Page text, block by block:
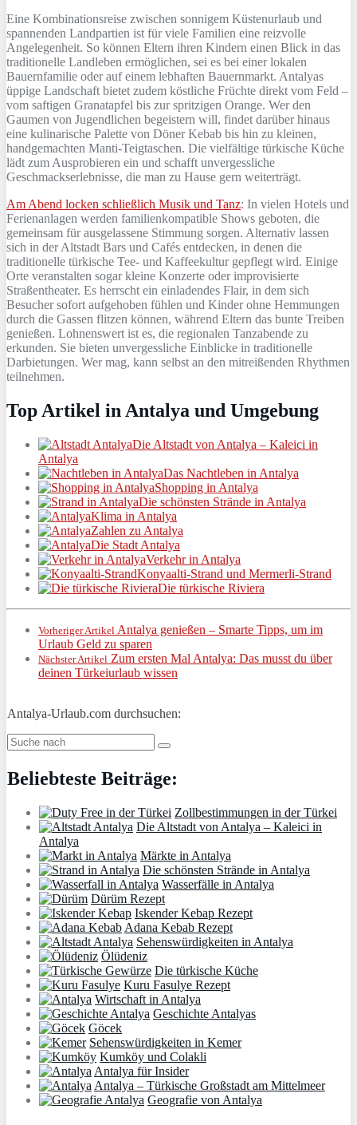
Eine Kombinationsreise zwischen sonnigem Küstenurlaub und
spannenden Landpartien ist für viele Familien eine reizvolle
Angelegenheit. So können Eltern ihren Kindern einen Blick in das
traditionelle Landleben ermöglichen, sei es bei einer lokalen
Bauernfamilie oder auf einem lebhaften Bauernmarkt. Antalyas
üppige Landschaft bietet zudem köstliche Früchte direkt vom Feld –
vom saftigen Granatapfel bis zur spritzigen Orange. Wer den
Gaumen von Jugendlichen begeistern will, findet darüber hinaus
eine kulinarische Palette von Döner Kebab bis hin zu kleinen,
handgemachten Manti-Teigtaschen. Die vielfältige türkische Küche
lädt zum Ausprobieren ein und schafft unvergessliche
Geschmackserlebnisse, die man zu Hause gern weiterträgt.
Am Abend locken schließlich Musik und Tanz: In vielen Hotels und
Ferienanlagen werden familienkompatible Shows geboten, die
gemeinsam für ausgelassene Stimmung sorgen. Alternativ lassen
sich in der Altstadt Bars und Cafés entdecken, in denen die
traditionelle türkische Tee- und Kaffeekultur gepflegt wird. Einige
Orte veranstalten sogar kleine Konzerte oder improvisierte
Straßentheater. Es herrscht ein einladendes Flair, in dem sich
Besucher sofort aufgehoben fühlen und Kinder ohne Hemmungen
durch die Gassen flitzen können, während Eltern das bunte Treiben
genießen. Lohnenswert ist es, die regionalen Tanzabende zu
erkunden. Sie bieten unvergessliche Einblicke in traditionelle
Darbietungen. Wer mag, kann selbst an den mitreißenden Rhythmen
teilnehmen.
Top Artikel in Antalya und Umgebung
Die Altstadt von Antalya – Kaleici in
Antalya
Das Nachtleben in Antalya
Shopping in Antalya
Die schönsten Strände in Antalya
Klima in Antalya
Zahlen zu Antalya
Die Stadt Antalya
Verkehr in Antalya
Konyaalti-Strand und Mermerli-Strand
Die türkische Riviera
Vorheriger Artikel Antalya genießen – Smarte Tipps, um im
Urlaub Geld zu sparen
Nächster Artikel Zum ersten Mal Antalya: Das musst du über
deinen Türkeiurlaub wissen
Antalya-Urlaub.com durchsuchen:
Beliebteste Beiträge:
Zollbestimmungen in der Türkei
Die Altstadt von Antalya – Kaleici in
Antalya
Märkte in Antalya
Die schönsten Strände in Antalya
Wasserfälle in Antalya
Dürüm Rezept
Iskender Kebap Rezept
Adana Kebab Rezept
Sehenswürdigkeiten in Antalya
Ölüdeniz
Die türkische Küche
Kuru Fasulye Rezept
Wirtschaft in Antalya
Geschichte Antalyas
Göcek
Sehenswürdigkeiten in Kemer
Kumköy und Colakli
Antalya für Insider
Antalya – Türkische Großstadt am Mittelmeer
Geografie von Antalya